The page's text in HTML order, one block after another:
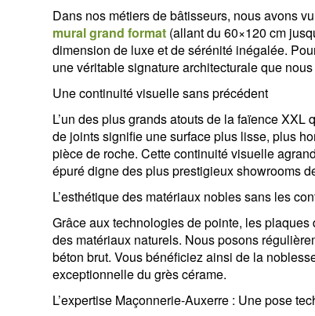
Dans nos métiers de bâtisseurs, nous avons
mural grand format (allant du 60×120 cm
dimension de luxe et de sérénité inégalée.
une véritable signature architecturale que
Une continuité visuelle sans précédent
L’un des plus grands atouts de la faïence
de joints signifie une surface plus lisse, plus
pièce de roche. Cette continuité visuelle
épuré digne des plus prestigieux showrooms
L’esthétique des matériaux nobles sans les
Grâce aux technologies de pointe, les
des matériaux naturels. Nous posons
béton brut. Vous bénéficiez ainsi de la
exceptionnelle du grès cérame.
L’expertise Maçonnerie-Auxerre : Une pose